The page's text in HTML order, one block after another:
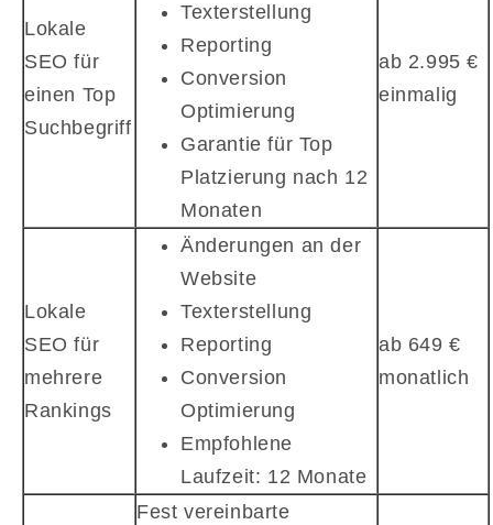
Lokale
SEO für
einen Top
Suchbegriff
Texterstellung
Reporting
Conversion
Optimierung
Garantie für Top
Platzierung nach 12
Monaten
ab 2.995 €
einmalig
Lokale
SEO für
mehrere
Rankings
Änderungen an der
Website
Texterstellung
Reporting
Conversion
Optimierung
Empfohlene
Laufzeit: 12 Monate
ab 649 €
monatlich
Fest vereinbarte